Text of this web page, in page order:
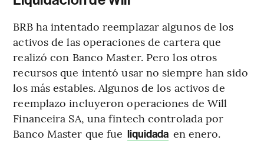
BRB ha intentado reemplazar algunos de los
activos de las operaciones de cartera que
realizó con Banco Master. Pero los otros
recursos que intentó usar no siempre han sido
los más estables. Algunos de los activos de
reemplazo incluyeron operaciones de Will
Financeira SA, una fintech controlada por
Banco Master que fue liquidada en enero.